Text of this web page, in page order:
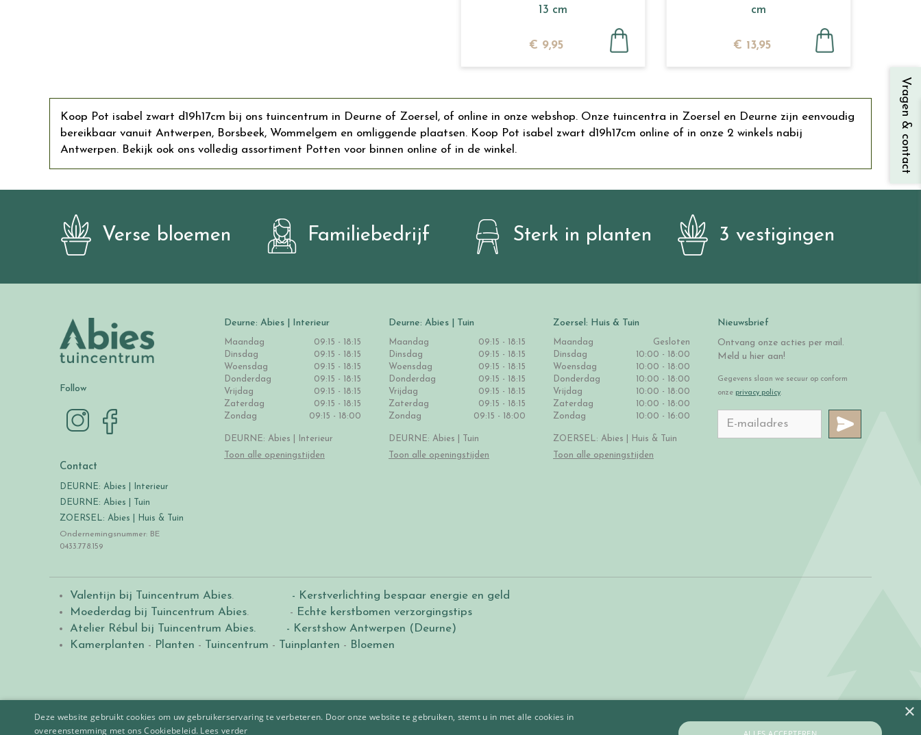
13 cm
€ 9,95
cm
€ 13,95
Koop Pot isabel zwart d19h17cm bij ons tuincentrum in Deurne of Zoersel, of online in onze webshop. Onze tuincentra in Zoersel en Deurne zijn eenvoudig
bereikbaar vanuit Antwerpen, Borsbeek, Wommelgem en omliggende plaatsen. Koop Pot isabel zwart d19h17cm online of in onze 2 winkels nabij
Antwerpen. Bekijk ook ons volledig assortiment Potten voor binnen online of in de winkel.
Verse bloemen Familiebedrijf Sterk in planten 3 vestigingen
Follow
Contact
DEURNE: Abies | Interieur
DEURNE: Abies | Tuin
ZOERSEL: Abies | Huis & Tuin
Ondernemingsnummer: BE
0433.778.159
Deurne: Abies | Interieur
Maandag
09:15 - 18:15
Dinsdag
09:15 - 18:15
Woensdag
09:15 - 18:15
Donderdag
09:15 - 18:15
Vrijdag
09:15 - 18:15
Zaterdag
09:15 - 18:15
Zondag
09:15 - 18:00
DEURNE: Abies | Interieur
Toon alle openingstijden
Deurne: Abies | Tuin
Maandag
09:15 - 18:15
Dinsdag
09:15 - 18:15
Woensdag
09:15 - 18:15
Donderdag
09:15 - 18:15
Vrijdag
09:15 - 18:15
Zaterdag
09:15 - 18:15
Zondag
09:15 - 18:00
DEURNE: Abies | Tuin
Toon alle openingstijden
Zoersel: Huis & Tuin
Maandag
Gesloten
Dinsdag
10:00 - 18:00
Woensdag
10:00 - 18:00
Donderdag
10:00 - 18:00
Vrijdag
10:00 - 18:00
Zaterdag
10:00 - 18:00
Zondag
10:00 - 16:00
ZOERSEL: Abies | Huis & Tuin
Toon alle openingstijden
Nieuwsbrief
Ontvang onze acties per mail.
Meld u hier aan!
Gegevens slaan we secuur op conform
onze privacy policy.
Valentijn bij Tuincentrum Abies.
- Kerstverlichting bespaar energie en geld
Moederdag bij Tuincentrum Abies. - Echte kerstbomen verzorgingstips
Atelier Rébul bij Tuincentrum Abies.
- Kerstshow Antwerpen (Deurne)
Kamerplanten - Planten - Tuincentrum - Tuinplanten - Bloemen
Vragen & contact
×
Deze website gebruikt cookies om uw gebruikerservaring te verbeteren. Door onze website te gebruiken, stemt u in met alle cookies in
overeenstemming met ons Cookiebeleid. Lees verder ALLES ACCEPTEREN